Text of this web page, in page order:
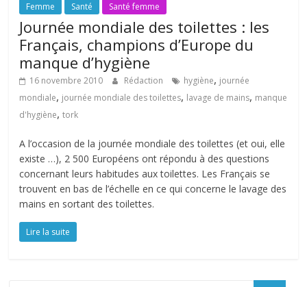
Femme Santé Santé femme
Journée mondiale des toilettes : les
Français, champions d’Europe du
manque d’hygiène
16 novembre 2010 Rédaction hygiène, journée
mondiale, journée mondiale des toilettes, lavage de mains, manque
d'hygiène,tork
A l’occasion de la journée mondiale des toilettes (et oui, elle
existe …), 2 500 Européens ont répondu à des questions
concernant leurs habitudes aux toilettes. Les Français se
trouvent en bas de l’échelle en ce qui concerne le lavage des
mains en sortant des toilettes.
Lire la suite